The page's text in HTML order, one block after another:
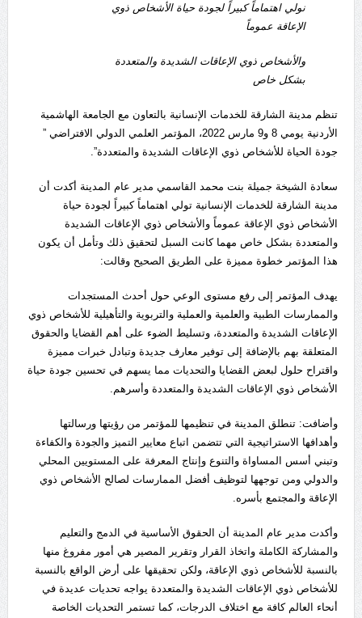
نولي اهتماماً كبيراً لجودة حياة الأشخاص ذوي
الإعاقة عموماً
والأشخاص ذوي الإعاقات الشديدة والمتعددة
بشكل خاص
تنظم مدينة الشارقة للخدمات الإنسانية بالتعاون مع الجامعة الهاشمية
الأردنية يومي 8 و9 مارس 2022، المؤتمر العلمي الدولي الافتراضي ”
جودة الحياة للأشخاص ذوي الإعاقات الشديدة والمتعددة”.
سعادة الشيخة جميلة بنت محمد القاسمي مدير عام المدينة أكدت أن
مدينة الشارقة للخدمات الإنسانية تولي اهتماماً كبيراً لجودة حياة
الأشخاص ذوي الإعاقة عموماً والأشخاص ذوي الإعاقات الشديدة
والمتعددة بشكل خاص مهما كانت السبل لتحقيق ذلك وتأمل أن يكون
هذا المؤتمر خطوة مميزة على الطريق الصحيح وقالت:
يهدف المؤتمر إلى رفع مستوى الوعي حول أحدث المستجدات
والممارسات الطبية والعلمية والعملية والتربوية والتأهيلية للأشخاص ذوي
الإعاقات الشديدة والمتعددة، وتسليط الضوء على أهم القضايا والحقوق
المتعلقة بهم بالإضافة إلى توفير معارف جديدة وتبادل خبرات مميزة
واقتراح حلول لبعض القضايا والتحديات مما يسهم في تحسين جودة حياة
الأشخاص ذوي الإعاقات الشديدة والمتعددة وأسرهم.
وأضافت: تنطلق المدينة في تنظيمها للمؤتمر من رؤيتها ورسالتها
وأهدافها الاستراتيجية التي تتضمن اتباع معايير التميز والجودة والكفاءة
وتبني أسس المساواة والتنوع وإنتاج المعرفة على المستويين المحلي
والدولي ومن توجهها لتوظيف أفضل الممارسات لصالح الأشخاص ذوي
الإعاقة والمجتمع بأسره.
وأكدت مدير عام المدينة أن الحقوق الأساسية في الدمج والتعليم
والمشاركة الكاملة واتخاذ القرار وتقرير المصير هي أمور مفروغ منها
بالنسبة للأشخاص ذوي الإعاقة، ولكن تحقيقها على أرض الواقع بالنسبة
للأشخاص ذوي الإعاقات الشديدة والمتعددة يواجه تحديات عديدة في
أنحاء العالم كافة مع اختلاف الدرجات، كما تستمر التحديات الخاصة